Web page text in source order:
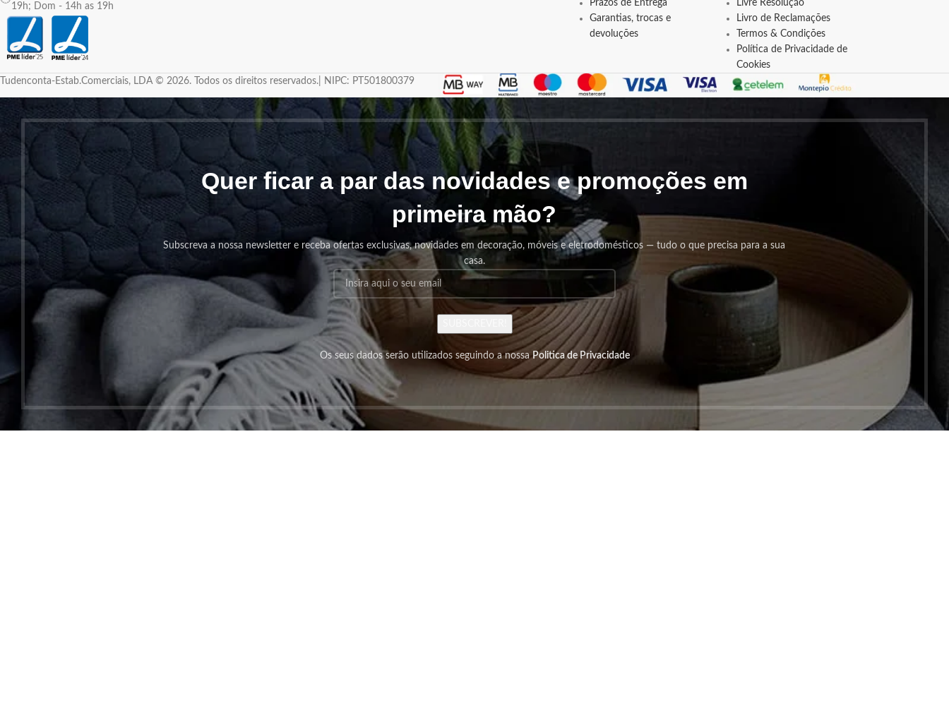
19h; Dom - 14h as 19h
Prazos de Entrega
Garantias, trocas e
devoluções
Livre Resolução
Livro de Reclamações
Termos & Condições
Política de Privacidade de
Cookies
Tudenconta-Estab.Comerciais, LDA © 2026. Todos os direitos reservados.| NIPC: PT501800379
Quer ficar a par das novidades e promoções em
primeira mão?
Subscreva a nossa newsletter e receba ofertas exclusivas, novidades em decoração, móveis e eletrodomésticos — tudo o que precisa para a sua
casa.
Os seus dados serão utilizados seguindo a nossaPolitica de Privacidade